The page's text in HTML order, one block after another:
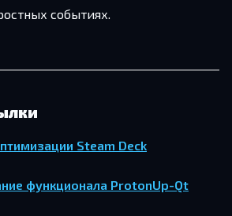
событиях.
Steam Deck
функционала ProtonUp-Qt